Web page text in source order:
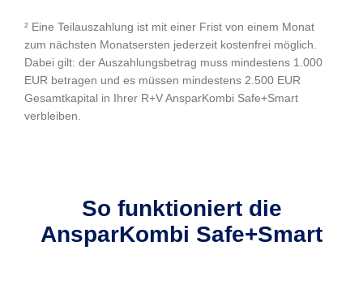
² Eine Teilauszahlung ist mit einer Frist von einem Monat
zum nächsten Monatsersten jederzeit kostenfrei möglich.
Dabei gilt: der Auszahlungsbetrag muss mindestens 1.000
EUR betragen und es müssen mindestens 2.500 EUR
Gesamtkapital in Ihrer R+V AnsparKombi Safe+Smart
verbleiben.
So funktioniert die
AnsparKombi Safe+Smart